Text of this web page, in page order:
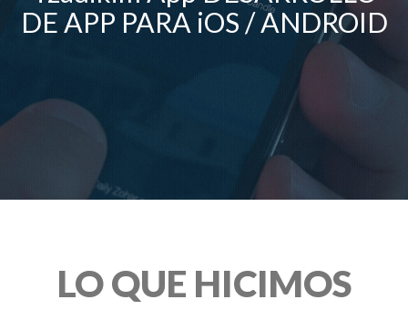
DE APP PARA iOS / ANDROID
LO QUE HICIMOS